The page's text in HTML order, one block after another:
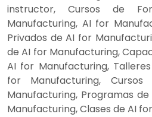
instructor, Cursos de
Manufacturing, AI for
Privados de AI for
de AI for Manufacturing,
AI for Manufacturing,
for Manufacturing,
Manufacturing, Programas
Manufacturing, Clases de AI